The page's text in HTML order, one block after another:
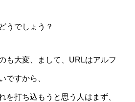
うでしょう？
も大変、まして、URLはアルフ
ですから、
を打ち込もうと思う人はまず、